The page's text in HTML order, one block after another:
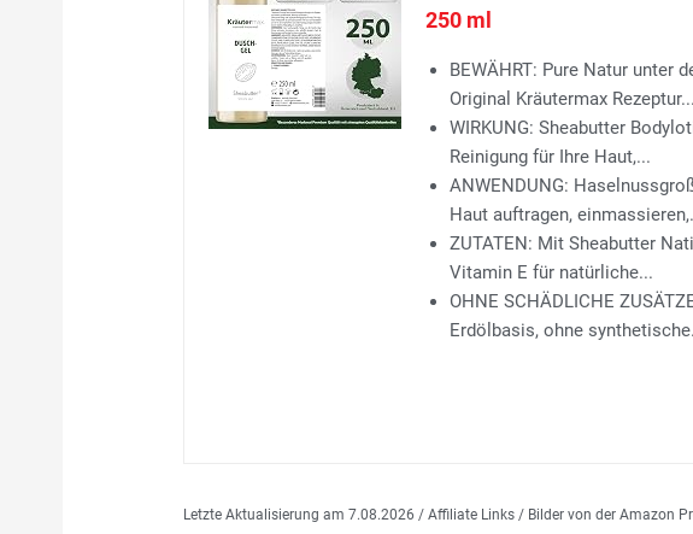
250 ml
BEWÄHRT: Pure Natur unter
Original Kräutermax Rezeptur...
WIRKUNG: Sheabutter
Reinigung für Ihre Haut,...
ANWENDUNG:
Haut auftragen,
ZUTATEN: Mit Sheabutter
Vitamin E für natürliche...
OHNE SCHÄDLICHE
Erdölbasis, ohne
Letzte Aktualisierung am 7.08.2026 / Affiliate Links / Bilder von der Amazon